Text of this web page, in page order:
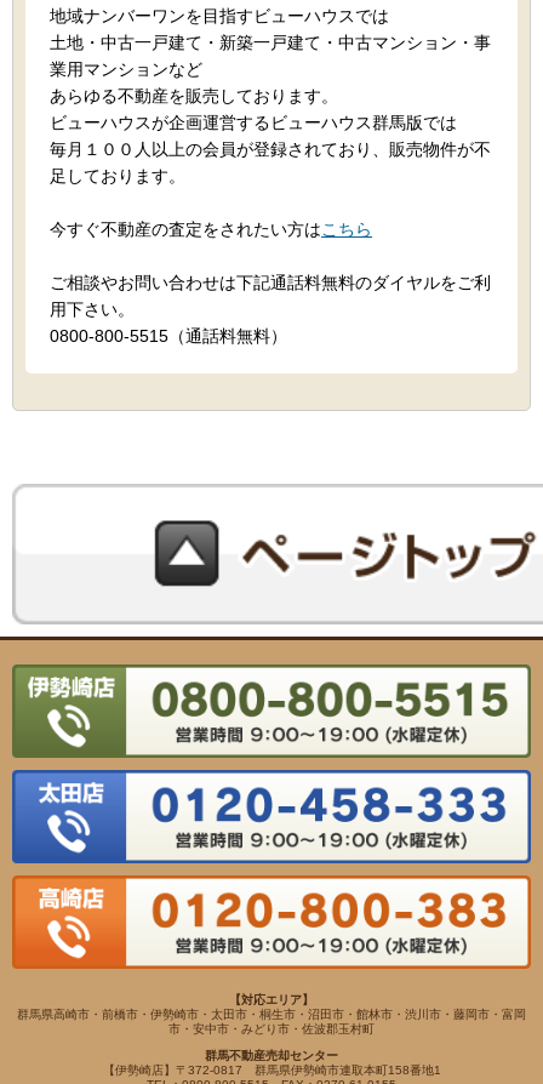
地域ナンバーワンを目指すビューハウスでは
土地・中古一戸建て・新築一戸建て・中古マンション・事
業用マンションなど
あらゆる不動産を販売しております。
ビューハウスが企画運営するビューハウス群馬版では
毎月１００人以上の会員が登録されており、販売物件が不
足しております。
今すぐ不動産の査定をされたい方はこちら
ご相談やお問い合わせは下記通話料無料のダイヤルをご利
用下さい。
0800-800-5515（通話料無料）
【対応エリア】
群馬県高崎市・前橋市・伊勢崎市・太田市・桐生市・沼田市・館林市・渋川市・藤岡市・富岡
市・安中市・みどり市・佐波郡玉村町
群馬不動産売却センター
【伊勢崎店】〒372-0817 群馬県伊勢崎市連取本町158番地1